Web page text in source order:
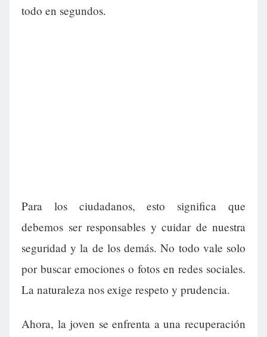
todo en segundos.
Para los ciudadanos, esto significa que
debemos ser responsables y cuidar de nuestra
seguridad y la de los demás. No todo vale solo
por buscar emociones o fotos en redes sociales.
La naturaleza nos exige respeto y prudencia.
Ahora, la joven se enfrenta a una recuperación